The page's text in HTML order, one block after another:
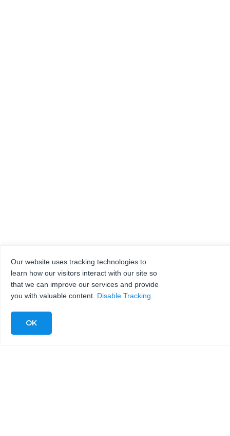
Our website uses tracking technologies to
learn how our visitors interact with our site so
that we can improve our services and provide
you with valuable content. Disable Tracking